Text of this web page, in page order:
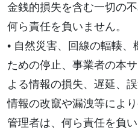
金銭的損失を含む一切の
何ら責任を負いません。
• 自然災害、回線の輻輳
ための停止、事業者の本
よる情報の損失、遅延、
情報の改竄や漏洩等によ
管理者は、何ら責任を負